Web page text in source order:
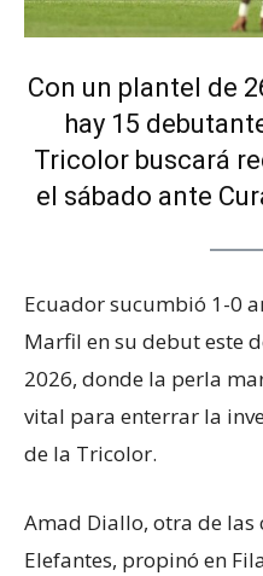
Con un plantel de
hay 15
Tricolor buscará
el sábado ante
Ecuador sucumbió 1-0
Marfil en su debut este
2026, donde la perla
vital para enterrar la
de la Tricolor.
Amad Diallo, otra de las
Elefantes, propinó en